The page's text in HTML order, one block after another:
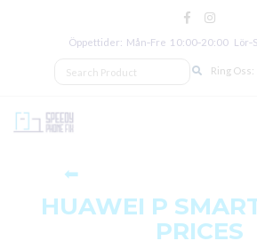
Öppettider: Mån‑Fre 10:00‑20:00
Ring Oss:
⬅
HUAWEI P
PRICES